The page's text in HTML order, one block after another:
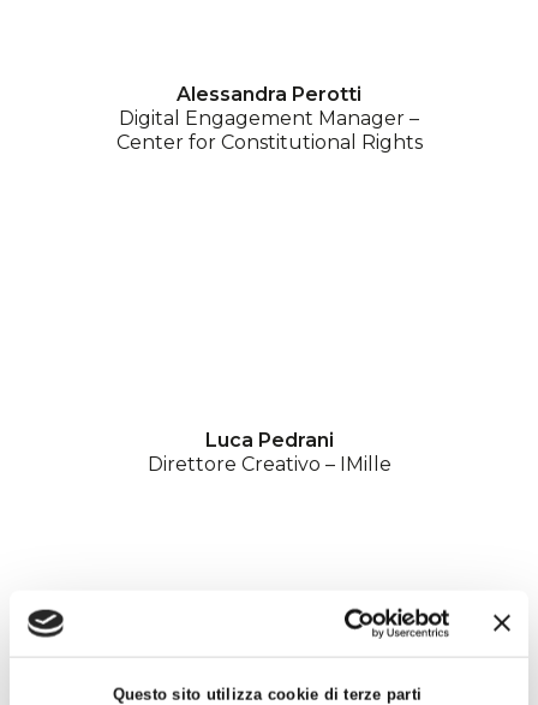
Questo sito utilizza cookie di terze parti
Alessandra Perotti
Digital Engagement Manager –
Center for Constitutional Rights
Luca Pedrani
Direttore Creativo – IMille